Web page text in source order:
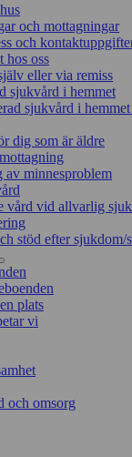
och mottagningar
och
hos oss
eller via remiss
sjukvård i hemmet
sjukvård i
dig som är äldre
av minnesproblem
vård vid allvarlig
stöd efter sjukdom/
plats
vi
och omsorg